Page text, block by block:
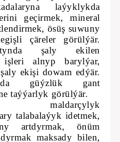
laýyklykda
geçirmek, mineral
ösüş suwuny
çäreler görülýär.
şaly ekilen
işleri alnyp barylýar,
ekişi dowam edýär.
güýzlük gant
taýýarlyk görülýär.
maldarçylyk
talabalaýyk idetmek,
artdyrmak, önüm
maksady bilen,